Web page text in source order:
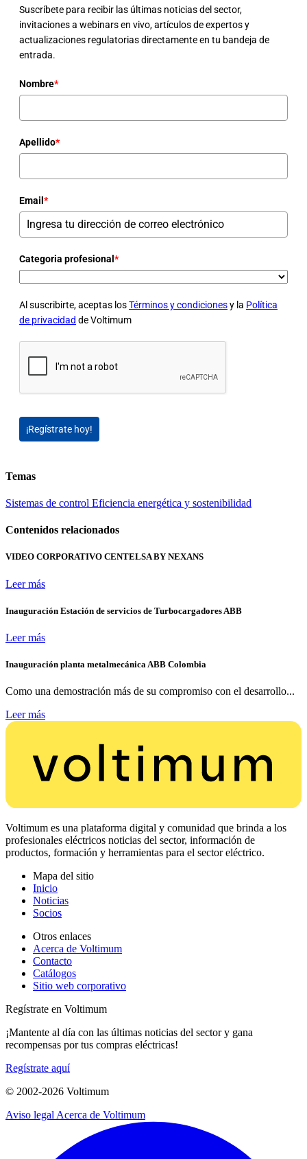
Suscríbete para recibir las últimas noticias del sector,
invitaciones a webinars en vivo, artículos de expertos y
actualizaciones regulatorias directamente en tu bandeja de
entrada.
Nombre*
Apellido*
Email *
Categoria profesional *
Al suscribirte, aceptas losTérminos y condicionesy la Política
de privacidad de Voltimum
¡Regístrate hoy!
Temas
Sistemas de control Eficiencia energética y sostenibilidad
Contenidos relacionados
VIDEO CORPORATIVO CENTELSA BY NEXANS
Leer más
Inauguración Estación de servicios de Turbocargadores ABB
Leer más
Inauguración planta metalmecánica ABB Colombia
Como una demostración más de su compromiso con el desarrollo...
Leer más
Voltimum es una plataforma digital y comunidad que brinda a los
profesionales eléctricos noticias del sector, información de
productos, formación y herramientas para el sector eléctrico.
Mapa del sitio
Inicio
Noticias
Socios
Otros enlaces
Acerca de Voltimum
Contacto
Catálogos
Sitio web corporativo
Regístrate en Voltimum
¡Mantente al día con las últimas noticias del sector y gana
recompensas por tus compras eléctricas!
Regístrate aquí
© 2002-2026 Voltimum
Aviso legal Acerca de Voltimum